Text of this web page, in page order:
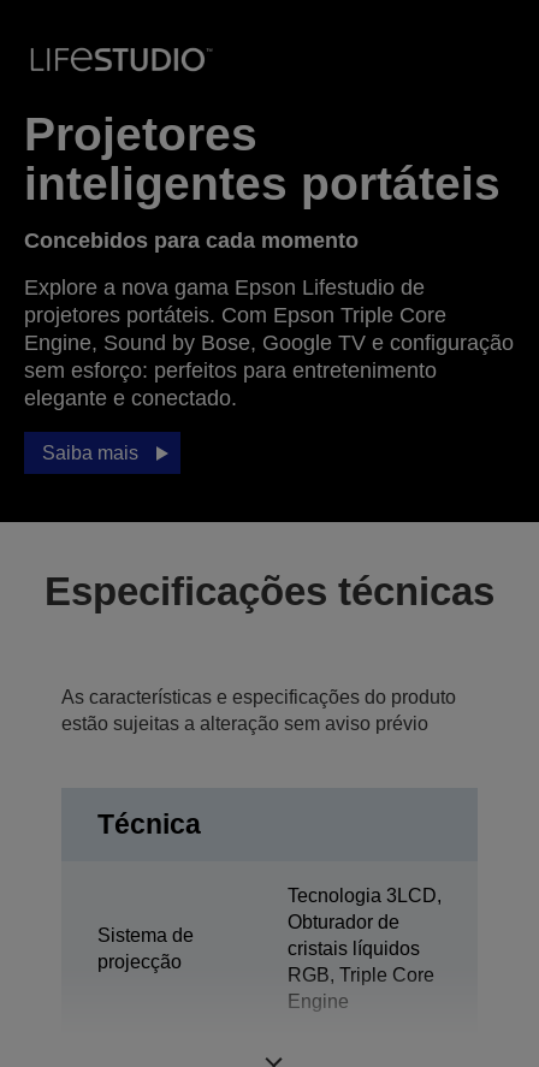
Projetores
inteligentes portáteis
Concebidos para cada momento
Explore a nova gama Epson Lifestudio de
projetores portáteis. Com Epson Triple Core
Engine, Sound by Bose, Google TV e configuração
sem esforço: perfeitos para entretenimento
elegante e conectado.
Saiba mais
Especificações técnicas
As características e especificações do produto
estão sujeitas a alteração sem aviso prévio
Técnica
Sistema de
projecção
Tecnologia 3LCD,
Obturador de
cristais líquidos
RGB, Triple Core
Engine